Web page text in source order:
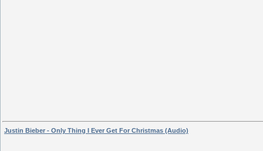
Justin Bieber - Only Thing I Ever Get For Christmas (Audio)